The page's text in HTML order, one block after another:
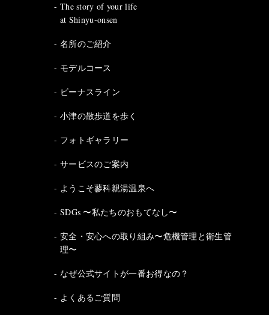
The story of your life
at Shinyu-onsen
名所のご紹介
モデルコース
ビーナスライン
小津の散歩道を歩く
フォトギャラリー
サービスのご案内
ようこそ蓼科親湯温泉へ
SDGs 〜私たちのおもてなし〜
安全・安心への取り組み〜危機管理と衛生管
理〜
なぜ公式サイトが一番お得なの？
よくあるご質問